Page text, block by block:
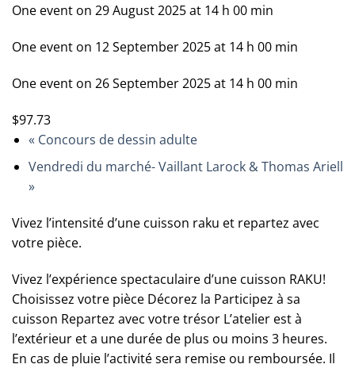
One event on 29 August 2025 at 14 h 00 min
One event on 12 September 2025 at 14 h 00 min
One event on 26 September 2025 at 14 h 00 min
$97.73
«Concours de dessin adulte
Vendredi du marché- Vaillant Larock & Thomas Ariell
»
Vivez l’intensité d’une cuisson raku et repartez avec
votre pièce.
Vivez l’expérience spectaculaire d’une cuisson RAKU!
Choisissez votre pièce Décorez la Participez à sa
cuisson Repartez avec votre trésor L’atelier est à
l’extérieur et a une durée de plus ou moins 3 heures.
En cas de pluie l’activité sera remise ou remboursée. Il